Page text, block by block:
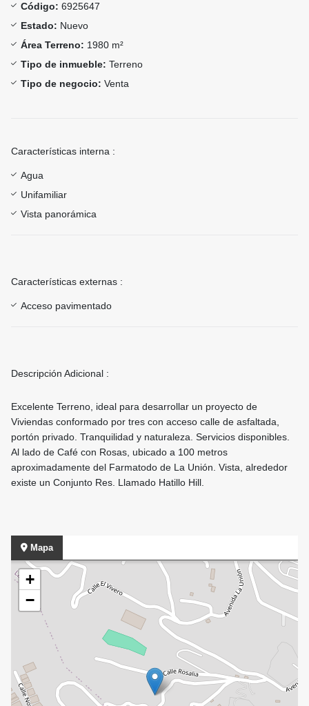
Código: 6925647
Estado: Nuevo
Área Terreno: 1980 m²
Tipo de inmueble: Terreno
Tipo de negocio: Venta
Características interna :
Agua
Unifamiliar
Vista panorámica
Características externas :
Acceso pavimentado
Descripción Adicional :
Excelente Terreno, ideal para desarrollar un proyecto de
Viviendas conformado por tres con acceso calle de asfaltada,
portón privado. Tranquilidad y naturaleza. Servicios disponibles.
Al lado de Café con Rosas, ubicado a 100 metros
aproximadamente del Farmatodo de La Unión. Vista, alrededor
existe un Conjunto Res. Llamado Hatillo Hill.
Mapa
+
−